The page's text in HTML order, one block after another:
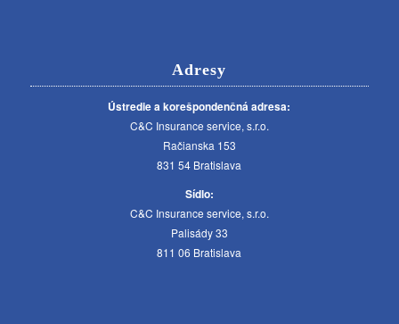
Adresy
Ústredie a korešpondenčná adresa:
C&C Insurance service, s.r.o.
Račianska 153
831 54 Bratislava
Sídlo:
C&C Insurance service, s.r.o.
Palisády 33
811 06 Bratislava